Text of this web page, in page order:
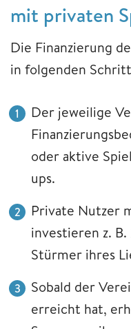
mit privaten
Die Finanzierung
in folgenden
Der jeweilige
oder aktive
ups.
Private Nutzer
investieren z.
Stürmer ihres
Sobald der
erreicht hat,